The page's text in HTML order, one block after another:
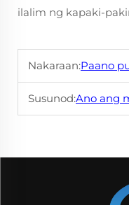
ilalim ng kapaki-
Nakaraan:Paano pumili ng
Susunod:Ano ang mga pangunahing